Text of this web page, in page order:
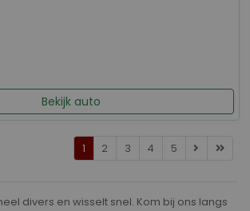
Bekijk auto
1 2 3 4 5
divers en wisselt snel. Kom bij ons langs